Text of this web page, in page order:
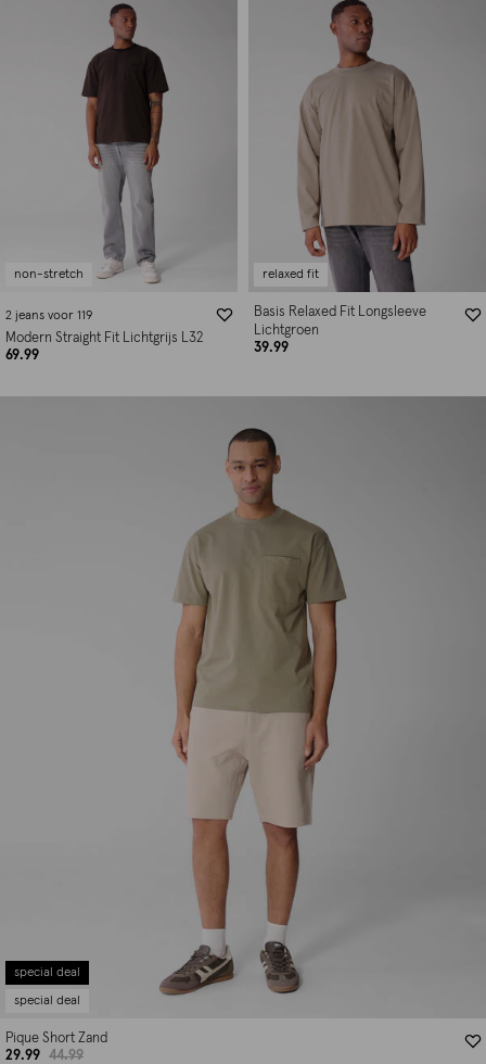
non-stretch
2 jeans voor 119
Modern Straight Fit Lichtgrijs L32
69.99
relaxed fit
Basis Relaxed Fit Longsleeve
Lichtgroen
39.99
special deal
special deal
Pique Short Zand
29.99
44.99